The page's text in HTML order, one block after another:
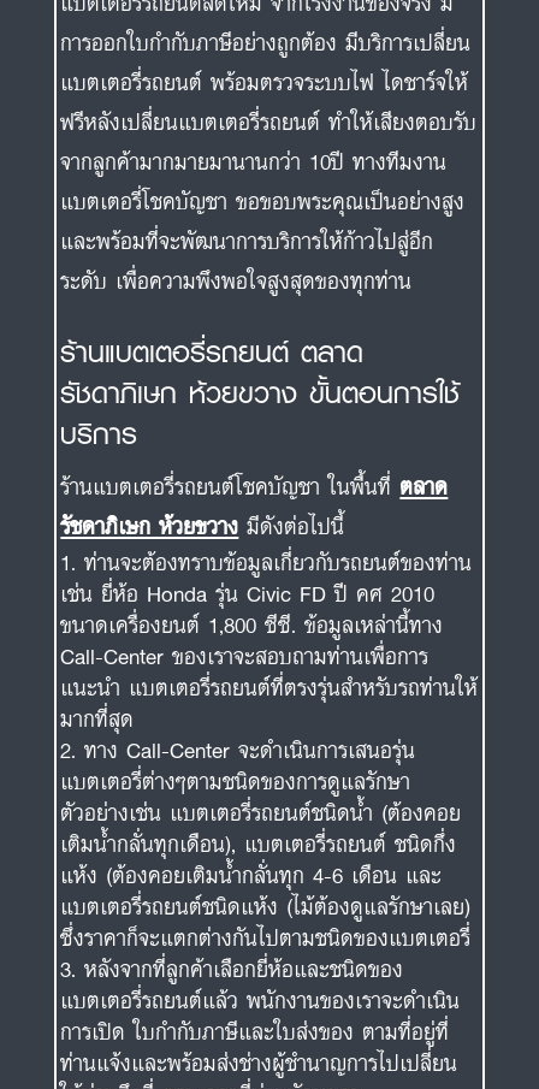
การออกใบกำกับภาษีอย่างถูกต้อง มีบริการเปลี่ยน
แบตเตอรี่รถยนต์ พร้อมตรวจระบบไฟ ไดชาร์จให้
ฟรีหลังเปลี่ยนแบตเตอรี่รถยนต์ ทำให้เสียงตอบรับ
จากลูกค้ามากมายมานานกว่า 10ปี ทางทีมงาน
แบตเตอรี่โชคบัญชา ขอขอบพระคุณเป็นอย่างสูง
และพร้อมที่จะพัฒนาการบริการให้ก้าวไปสู่อีก
ระดับ เพื่อความพึงพอใจสูงสุดของทุกท่าน
ร้านแบตเตอรี่รถยนต์ ตลาด
รัชดาภิเษก ห้วยขวาง ขั้นตอนการใช้
บริการ
ร้านแบตเตอรี่รถยนต์โชคบัญชา ในพื้นที่ ตลาด
รัชดาภิเษก ห้วยขวาง มีดังต่อไปนี้
ท่านจะต้องทราบข้อมูลเกี่ยวกับรถยนต์ของท่าน
เช่น ยี่ห้อ Honda รุ่น Civic FD ปี คศ 2010
ขนาดเครื่องยนต์ 1,800 ซีซี. ข้อมูลเหล่านี้ทาง
Call-Center ของเราจะสอบถามท่านเพื่อการ
แนะนำ แบตเตอรี่รถยนต์ที่ตรงรุ่นสำหรับรถท่านให้
มากที่สุด
ทาง Call-Center จะดำเนินการเสนอรุ่น
แบตเตอรี่ต่างๆตามชนิดของการดูแลรักษา
ตัวอย่างเช่น แบตเตอรี่รถยนต์ชนิดน้ำ (ต้องคอย
เติมน้ำกลั่นทุกเดือน), แบตเตอรี่รถยนต์ ชนิดกึ่ง
แห้ง (ต้องคอยเติมน้ำกลั่นทุก 4-6 เดือน และ
แบตเตอรี่รถยนต์ชนิดแห้ง (ไม้ต้องดูแลรักษาเลย)
ซึ่งราคาก็จะแตกต่างกันไปตามชนิดของแบตเตอรี่
หลังจากที่ลูกค้าเลือกยี่ห้อและชนิดของ
แบตเตอรี่รถยนต์แล้ว พนักงานของเราจะดำเนิน
การเปิด ใบกำกับภาษีและใบส่งของ ตามที่อยู่ที่
ท่านแจ้งและพร้อมส่งช่างผู้ชำนาญการไปเปลี่ยน